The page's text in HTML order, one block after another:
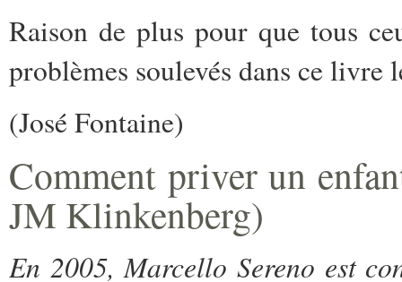
Raison de plus pour que tous
problèmes soulevés dans ce livre
(José Fontaine)
Comment priver un
JM Klinkenberg)
En 2005, Marcello Sereno est